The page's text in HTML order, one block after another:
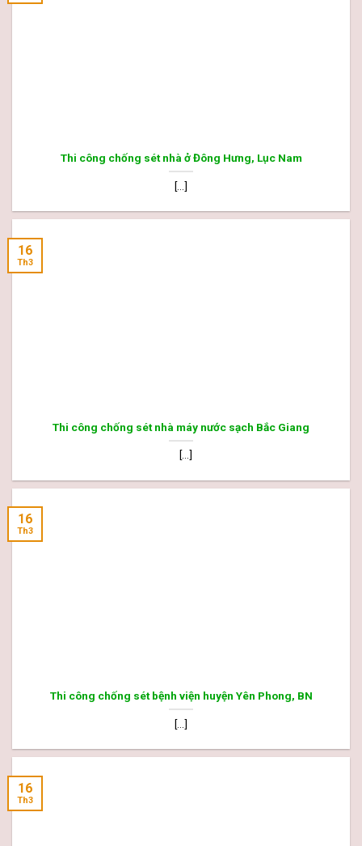
Thi công chống sét nhà ở Đông Hưng, Lục Nam
[...]
Thi công chống sét nhà máy nước sạch Bắc Giang
[...]
16
Th3
Thi công chống sét bệnh viện huyện Yên Phong, BN
[...]
16
Th3
16
Th3